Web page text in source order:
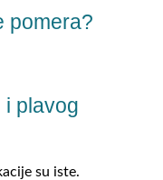
pomera?
i plavog
su iste.